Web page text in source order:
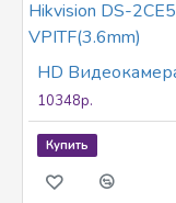
10348р.
Купить